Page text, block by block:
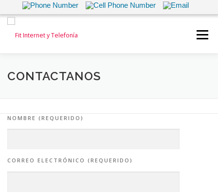
contenido
Menú
INICIO INTERNET
CONTACTANOS
NOMBRE (REQUERIDO)
CORREO ELECTRÓNICO (REQUERIDO)